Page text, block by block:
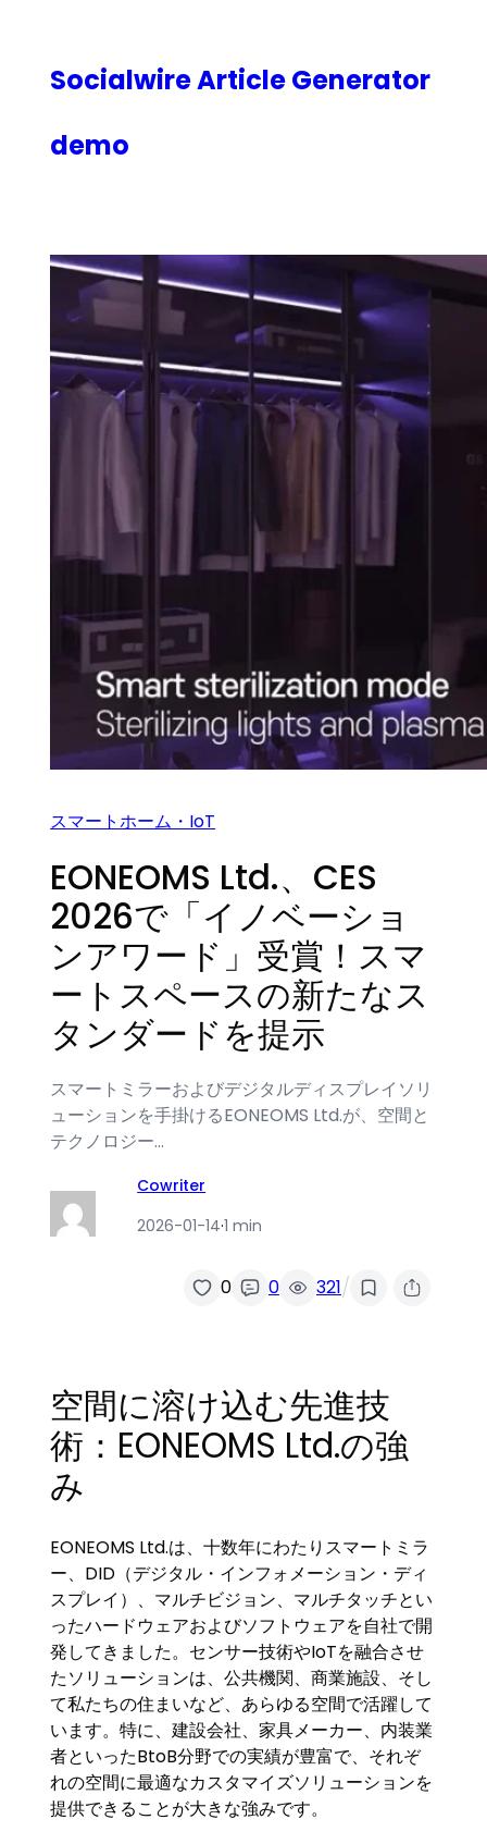
Socialwire Article Generator
demo
スマートホーム・IoT
EONEOMS Ltd.、CES
2026で「イノベーショ
ンアワード」受賞！スマ
ートスペースの新たなス
タンダードを提示
スマートミラーおよびデジタルディスプレイソリ
ューションを手掛けるEONEOMS Ltd.が、空間と
テクノロジー…
Cowriter
2026-01-14·1 min
0 0 321/
空間に溶け込む先進技
術：EONEOMS Ltd.の強
み
EONEOMS Ltd.は、十数年にわたりスマートミラ
ー、DID（デジタル・インフォメーション・ディ
スプレイ）、マルチビジョン、マルチタッチとい
ったハードウェアおよびソフトウェアを自社で開
発してきました。センサー技術やIoTを融合させ
たソリューションは、公共機関、商業施設、そし
て私たちの住まいなど、あらゆる空間で活躍して
います。特に、建設会社、家具メーカー、内装業
者といったBtoB分野での実績が豊富で、それぞ
れの空間に最適なカスタマイズソリューションを
提供できることが大きな強みです。